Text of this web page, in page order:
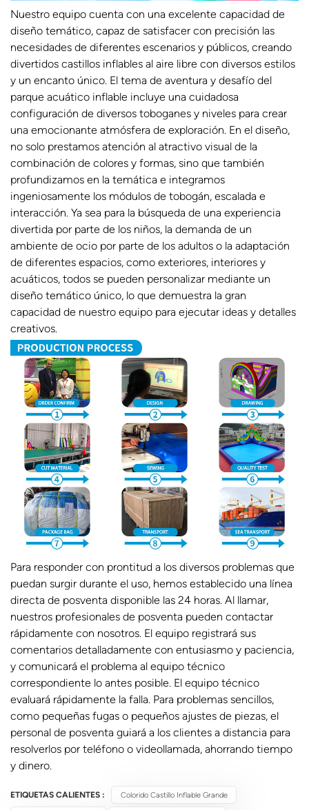
Nuestro equipo cuenta con una excelente capacidad de
diseño temático, capaz de satisfacer con precisión las
necesidades de diferentes escenarios y públicos, creando
divertidos castillos inflables al aire libre con diversos estilos
y un encanto único. El tema de aventura y desafío del
parque acuático inflable incluye una cuidadosa
configuración de diversos toboganes y niveles para crear
una emocionante atmósfera de exploración. En el diseño,
no solo prestamos atención al atractivo visual de la
combinación de colores y formas, sino que también
profundizamos en la temática e integramos
ingeniosamente los módulos de tobogán, escalada e
interacción. Ya sea para la búsqueda de una experiencia
divertida por parte de los niños, la demanda de un
ambiente de ocio por parte de los adultos o la adaptación
de diferentes espacios, como exteriores, interiores y
acuáticos, todos se pueden personalizar mediante un
diseño temático único, lo que demuestra la gran
capacidad de nuestro equipo para ejecutar ideas y detalles
creativos.
Para responder con prontitud a los diversos problemas que
puedan surgir durante el uso, hemos establecido una línea
directa de posventa disponible las 24 horas. Al llamar,
nuestros profesionales de posventa pueden contactar
rápidamente con nosotros. El equipo registrará sus
comentarios detalladamente con entusiasmo y paciencia,
y comunicará el problema al equipo técnico
correspondiente lo antes posible. El equipo técnico
evaluará rápidamente la falla. Para problemas sencillos,
como pequeñas fugas o pequeños ajustes de piezas, el
personal de posventa guiará a los clientes a distancia para
resolverlos por teléfono o videollamada, ahorrando tiempo
y dinero.
ETIQUETAS CALIENTES : Colorido Castillo Inflable Grande